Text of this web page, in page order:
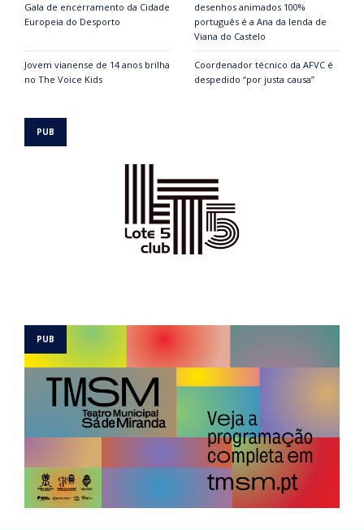
Gala de encerramento da Cidade
Europeia do Desporto
desenhos animados 100%
português é a Ana da lenda de
Viana do Castelo
Jovem vianense de 14 anos brilha
no The Voice Kids
Coordenador técnico da AFVC é
despedido “por justa causa”